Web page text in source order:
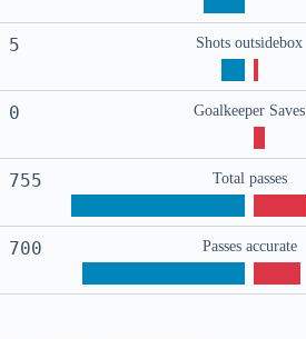
5 Shots outsidebox
0 Goalkeeper Saves
755 Total passes
700 Passes accurate